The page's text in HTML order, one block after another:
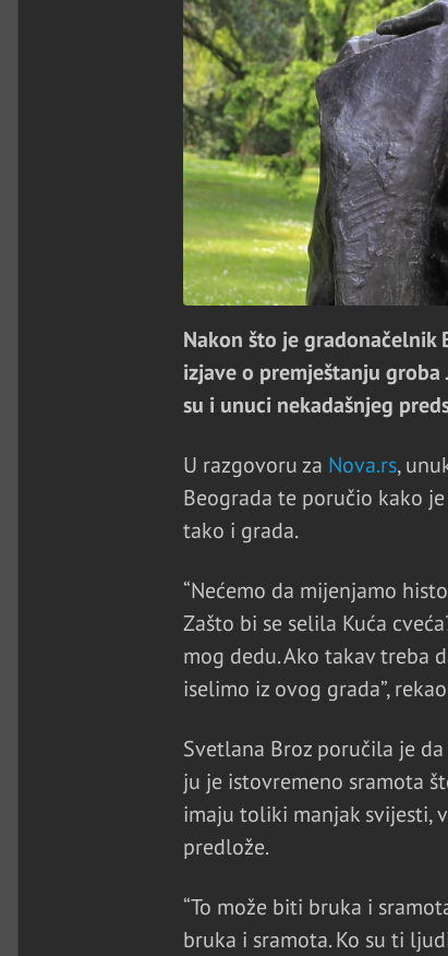
Nakon što je gradonačelnik
izjave o premještanju groba
su i unuci nekadašnjeg
U razgovoru za Nova.rs,
Beograda te poručio kako
tako i grada.
“Nećemo da mijenjamo
Zašto bi se selila Kuća
mog dedu. Ako takav treba
iselimo iz ovog grada”,
Svetlana Broz poručila je
ju je istovremeno sramota
imaju toliki manjak svijesti,
predlože.
“To može biti bruka i
bruka i sramota. Ko su ti